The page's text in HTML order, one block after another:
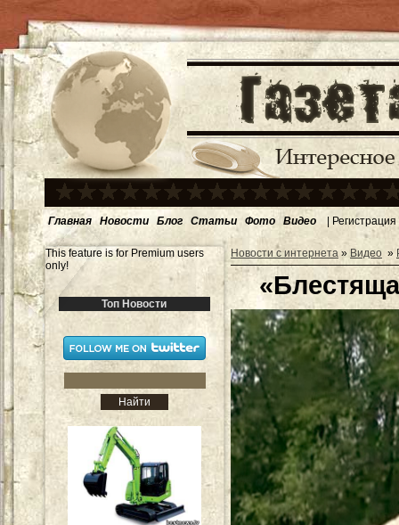
Главная Новости Блог Статьи Фото Видео | Регистрация
This feature is for Premium users
only!
Топ Новости
Новости с интернета » Видео »